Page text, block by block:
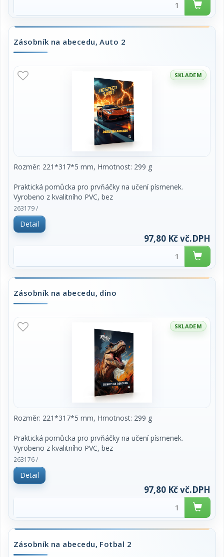
Zásobník na abecedu, Auto 2
SKLADEM
Rozměr: 221*317*5 mm, Hmotnost: 299 g
Praktická pomůcka pro prvňáčky na učení písmenek.
Vyrobeno z kvalitního PVC, bez
ftalátů a zdravotně nezávadné. Formát A4, snadno
omyvatelné.
263179 /
Detail
97,80 Kč vč.DPH
Zásobník na abecedu, dino
SKLADEM
Rozměr: 221*317*5 mm, Hmotnost: 299 g
Praktická pomůcka pro prvňáčky na učení písmenek.
Vyrobeno z kvalitního PVC, bez
ftalátů a zdravotně nezávadné. Formát A4, snadno
omyvatelné.
263176 /
Detail
97,80 Kč vč.DPH
Zásobník na abecedu, Fotbal 2